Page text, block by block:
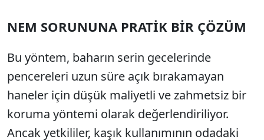
NEM SORUNUNA PRATİK BİR ÇÖZÜM
Bu yöntem, baharın serin gecelerinde
pencereleri uzun süre açık bırakamayan
haneler için düşük maliyetli ve zahmetsiz bir
koruma yöntemi olarak değerlendiriliyor.
Ancak yetkililer, kaşık kullanımının odadaki